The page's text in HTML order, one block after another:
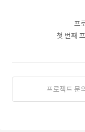
프
첫 번째
프로젝트 문